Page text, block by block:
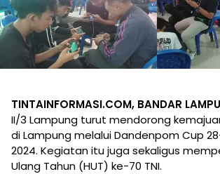
TINTAINFORMASI.COM, BANDAR
II/3 Lampung turut mendorong
di Lampung melalui Dandenpom Cup
2024. Kegiatan itu juga sekaligus
Ulang Tahun (HUT) ke-70 TNI.